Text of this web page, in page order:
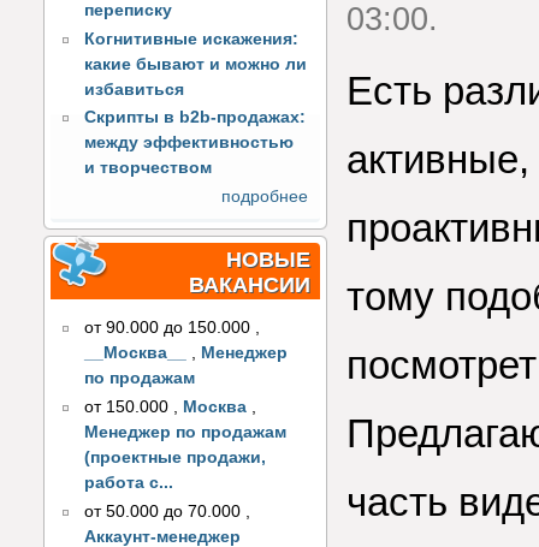
переписку
Когнитивные искажения:
какие бывают и можно ли
избавиться
Скрипты в b2b-продажах:
между эффективностью
и творчеством
подробнее
НОВЫЕ
ВАКАНСИИ
от 90.000 до 150.000 ,
__Москва__
, Менеджер
по продажам
от 150.000
Москва
Менеджер по продажам
(проектные продажи,
работа с...
от 50.000 до 70.000
Аккаунт-менеджер
03:00.
Есть
тому
часть